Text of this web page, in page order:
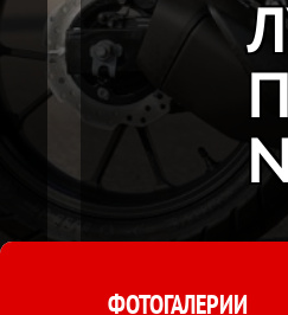
ФОТОГАЛЕРИИ